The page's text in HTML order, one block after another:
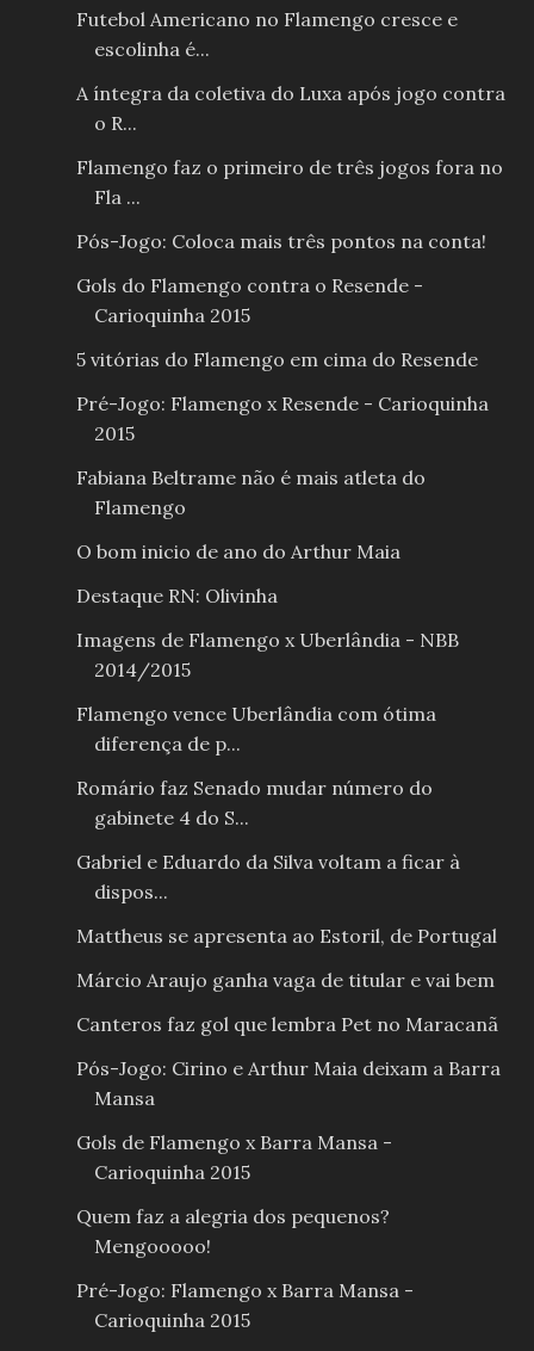
Futebol Americano no Flamengo cresce e
escolinha é...
A íntegra da coletiva do Luxa após jogo contra
o R...
Flamengo faz o primeiro de três jogos fora no
Fla ...
Pós-Jogo: Coloca mais três pontos na conta!
Gols do Flamengo contra o Resende -
Carioquinha 2015
5 vitórias do Flamengo em cima do Resende
Pré-Jogo: Flamengo x Resende - Carioquinha
2015
Fabiana Beltrame não é mais atleta do
Flamengo
O bom inicio de ano do Arthur Maia
Destaque RN: Olivinha
Imagens de Flamengo x Uberlândia - NBB
2014/2015
Flamengo vence Uberlândia com ótima
diferença de p...
Romário faz Senado mudar número do
gabinete 4 do S...
Gabriel e Eduardo da Silva voltam a ficar à
dispos...
Mattheus se apresenta ao Estoril, de Portugal
Márcio Araujo ganha vaga de titular e vai bem
Canteros faz gol que lembra Pet no Maracanã
Pós-Jogo: Cirino e Arthur Maia deixam a Barra
Mansa
Gols de Flamengo x Barra Mansa -
Carioquinha 2015
Quem faz a alegria dos pequenos?
Mengooooo!
Pré-Jogo: Flamengo x Barra Mansa -
Carioquinha 2015